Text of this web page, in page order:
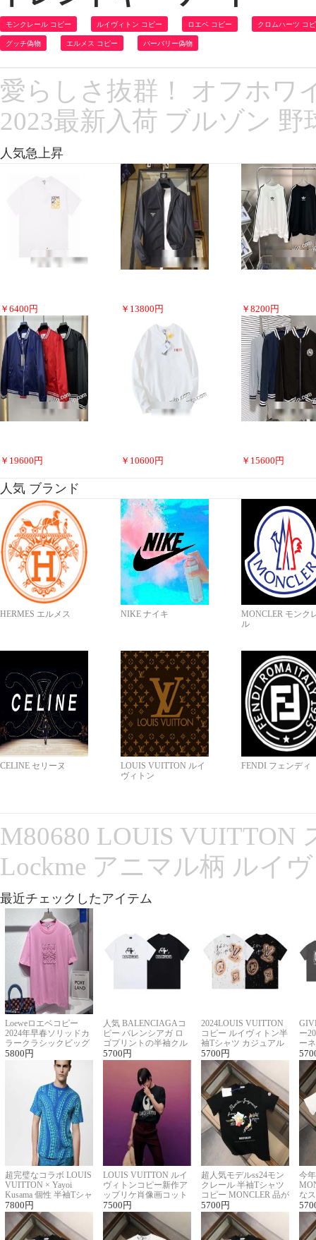
モンクレール コピー ルイヴィトン コピー ロエベ コピー クロムハーツ コ
グッチ偽物 エルメス コピー バーバリー偽物
愛らしさ抜群！ オフホワ
2023最新入荷 ブルゾン
人気急上昇
￥ 6400 円 ￥ 13800 円 ￥ 8200 円
￥ 19600 円 ￥ 10600 円 ￥ 15600 円
人気 ブランド
HERMES エルメス NIKE ナイキ
MONCLER モンク
ル
CELINE セリーヌ
LOUIS VUITTON ルイ
ヴィトン
FENDI フェンディ
M80680 LOUIS VUITTON
Lockme アニマル柄 ルイ
最近チェックしたアイテム
Loeweロエベコピー
2024年早春ソリッドカ
ラークラシックビッグ
ロゴ刺繍Tシャツ
5800 円
人気 BALENCIAGAコ
ピー バレンシアガ ロ
ゴプリントの半袖クル
ーネックTシャツ
5700 円
2024LOUIS VUITTON
コピー ルイヴィトン半
袖Tシャツ カジュアル
に馴染む 2色展開
5700 円
ー
ー
ー
超完璧なコラボ LOUIS
VUITTON × Yayoi
Kusama 個性 半袖Tシャ
ツコピー男女兼用
7800 円
LOUIS VUITTON ルイ
ヴィトンコピー新作ア
ップリケ肖像画コット
ンニット半袖Tシャツ
7500 円
超人気モデルss24モン
クレール 半袖Tシャツ
コピー MONCLER 品が
良く見た目
5700 円
今
な
ル